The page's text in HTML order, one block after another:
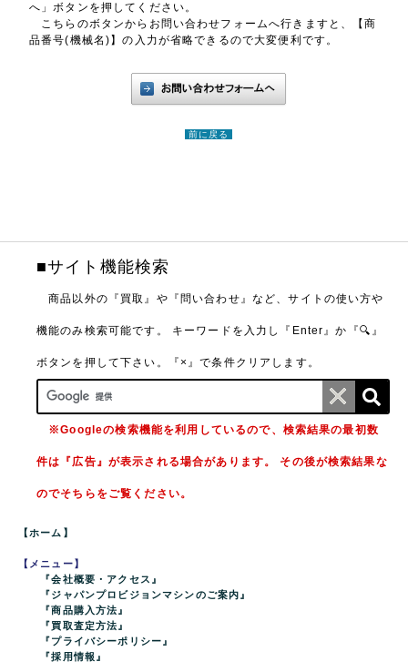
へ」ボタンを押してください。
こちらのボタンからお問い合わせフォームへ行きますと、【商
品番号(機械名)】の入力が省略できるので大変便利です。
前に戻る
■サイト機能検索
商品以外の『買取』や『問い合わせ』など、サイトの使い方や
機能のみ検索可能です。 キーワードを入力し『Enter』か『🔍』
ボタンを押して下さい。『×』で条件クリアします。
※Googleの検索機能を利用しているので、検索結果の最初数
件は『広告』が表示される場合があります。 その後が検索結果な
のでそちらをご覧ください。
【ホーム】
【メニュー】
『会社概要・アクセス』
『ジャパンプロビジョンマシンのご案内』
『商品購入方法』
『買取査定方法』
『プライバシーポリシー』
『採用情報』